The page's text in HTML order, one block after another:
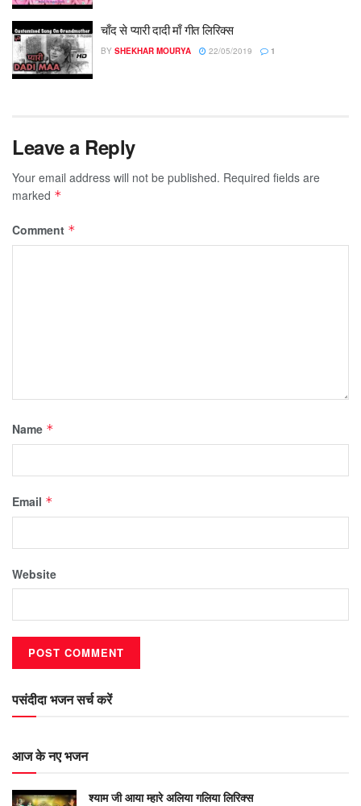
चाँद से प्यारी दादी माँ गीत लिरिक्स
BY SHEKHAR MOURYA 22/05/2019 1
Leave a Reply
Your email address will not be published. Required fields are
marked *
Comment *
Name *
Email *
Website
पसंदीदा भजन सर्च करें
आज के नए भजन
श्याम जी आया म्हारे अलिया गलिया लिरिक्स